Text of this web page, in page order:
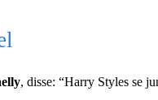
, disse: “Harry Styles se